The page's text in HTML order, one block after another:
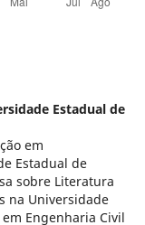
Estadual de
em
Estadual de
sobre Literatura
na Universidade
Engenharia Civil